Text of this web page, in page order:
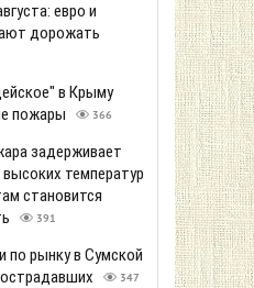
евро и
дорожать
в Крыму
пожары
366
задерживает
температур
становится
391
по рынку в Сумской
347